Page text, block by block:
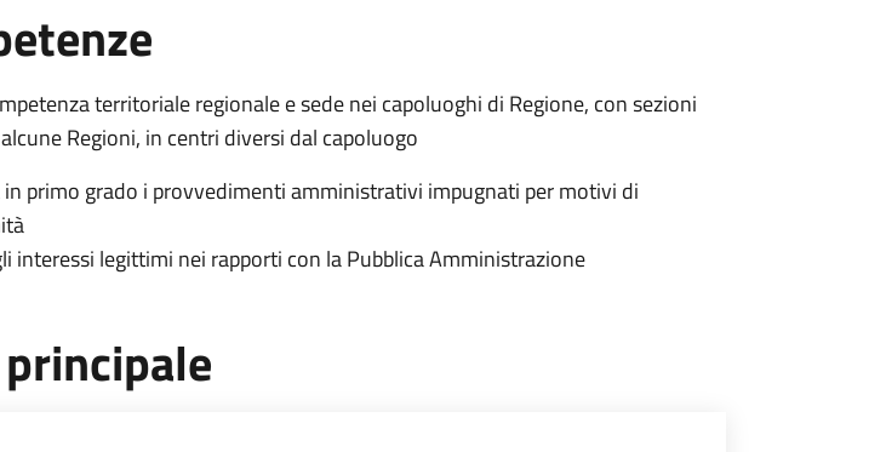
territoriale regionale e sede nei capoluoghi di Regione, con sezioni
Regioni, in centri diversi dal capoluogo
in primo grado i provvedimenti amministrativi impugnati per motivi di
interessi legittimi nei rapporti con la Pubblica Amministrazione